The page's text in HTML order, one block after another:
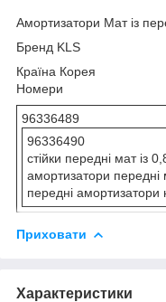
Амортизатори Мат із
Бренд KLS
Країна Корея
Номери
96336489
96336490
стійки передні мат із
амортизатори передні
передні
Приховати
Характеристики